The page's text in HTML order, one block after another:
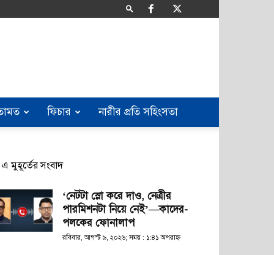
ফিচার নারীর প্রতি সহিংসতা
এ মুহূর্তের সংবাদ
‘নেটটা স্লো করে দাও, নেত্রীর
পারমিশনটা নিয়ে নেই’—কাদের-
পলকের ফোনালাপ
রবিবার, আগস্ট ৯, ২০২৬; সময় : ১:৪১ অপরাহ্ণ